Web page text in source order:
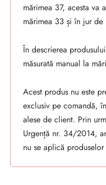
mărimea 37, acesta va
mărimea 33 și în jur
În descrierea
măsurată manual la
Acest produs nu este
exclusiv pe comandă,
alese de client. Prin
Urgență nr. 34/2014,
nu se aplică